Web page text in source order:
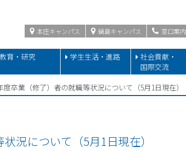
本庄キャンパス 鍋島キャンパス 窓口案内
教育・研究 学生生活・進路
社会貢献・
国際交流
度卒業（修了）者の就職等状況について（5月1日現在）
況について（5月1日現在）